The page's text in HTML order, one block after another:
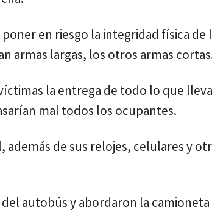
en riesgo la integridad física de
armas largas, los otros armas
la entrega de todo lo que
mal todos los ocupantes.
además de sus relojes, celulares y
autobús y abordaron la camioneta